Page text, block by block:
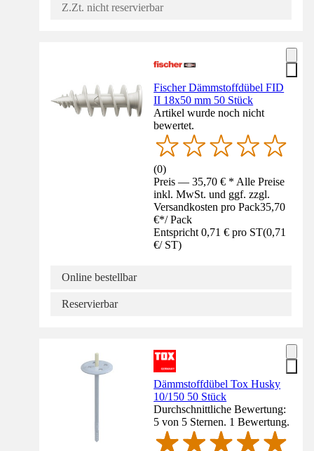
Z.Zt. nicht reservierbar
Fischer Dämmstoffdübel FID
II 18x50 mm 50 Stück
Artikel wurde noch nicht
bewertet.
(0)
Preis — 35,70 € * Alle Preise
inkl. MwSt. und ggf. zzgl.
Versandkosten pro Pack35,70
€*/ Pack
Entspricht 0,71 € pro ST(0,71
€/ ST)
Online bestellbar
Reservierbar
Dämmstoffdübel Tox Husky
10/150 50 Stück
Durchschnittliche Bewertung:
5 von 5 Sternen. 1 Bewertung.